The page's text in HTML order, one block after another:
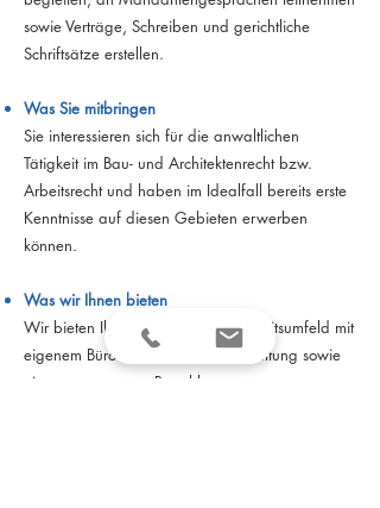
sowie Verträge, Schreiben und gerichtliche
Schriftsätze erstellen.
Was Sie mitbringen
Sie interessieren sich für die anwaltlichen
Tätigkeit im Bau- und Architektenrecht bzw.
Arbeitsrecht und haben im Idealfall bereits erste
Kenntnisse auf diesen Gebieten erwerben
können.
Was wir Ihnen bieten
Wir bieten Ihnen ein attraktives Arbeitsumfeld mit
eigenem Büro und moderner Ausstattung sowie
eine angemessene Bezahlung.